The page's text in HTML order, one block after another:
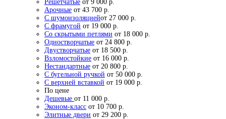
Решетчатые от 9 000 р.
Арочные от 43 700 р.
С шумоизоляциейот 27 000 р.
С фрамугой от 19 000 р.
Со скрытыми петлями от 18 000 р.
Одностворчатые от 24 800 р.
Двустворчатые от 18 500 р.
Взломостойкие от 16 000 р.
Нестандартные от 20 800 р.
С бугельной ручкой от 50 000 р.
С верхней вставкой от 19 000 р.
По цене
Дешевые от 11 000 р.
Эконом-класс от 10 700 р.
Элитные двери от 29 200 р.